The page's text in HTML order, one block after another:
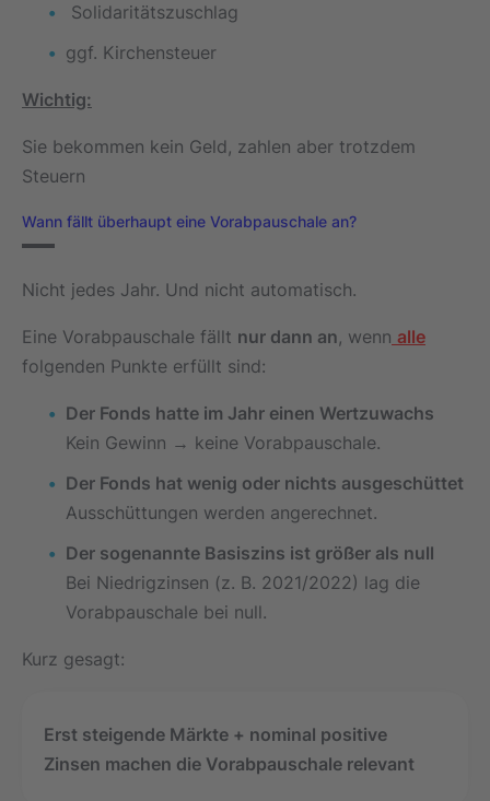
Solidaritätszuschlag
ggf. Kirchensteuer
Wichtig:
Sie bekommen kein Geld, zahlen aber trotzdem
Steuern
Wann fällt überhaupt eine Vorabpauschale an?
Nicht jedes Jahr. Und nicht automatisch.
Eine Vorabpauschale fällt nur dann an, wenn alle
folgenden Punkte erfüllt sind:
Der Fonds hatte im Jahr einen Wertzuwachs
Kein Gewinn → keine Vorabpauschale.
Der Fonds hat wenig oder nichts ausgeschüttet
Ausschüttungen werden angerechnet.
Der sogenannte Basiszins ist größer als null
Bei Niedrigzinsen (z. B. 2021/2022) lag die
Vorabpauschale bei null.
Kurz gesagt:
Erst steigende Märkte + nominal positive
Zinsen machen die Vorabpauschale relevant